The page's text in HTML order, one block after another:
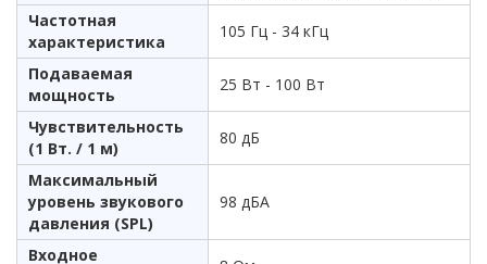
Частотная
характеристика
105 Гц - 34 кГц
Подаваемая
мощность
25 Вт - 100 Вт
Чувствительность
(1 Вт. / 1 м)
80 дБ
Максимальный
уровень звукового
давления (SPL)
98 дБА
Входное